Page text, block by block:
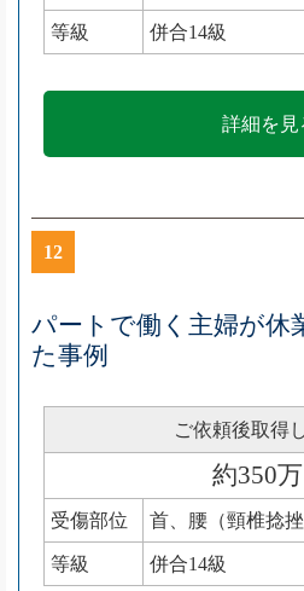
等級 併合14級
詳細を見
12
パートで働く主婦が休
た事例
ご依頼後取得
約350
受傷部位 首、腰（頸椎捻
等級 併合14級